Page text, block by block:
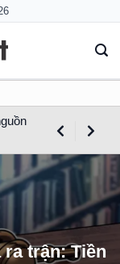
trận: Tiền